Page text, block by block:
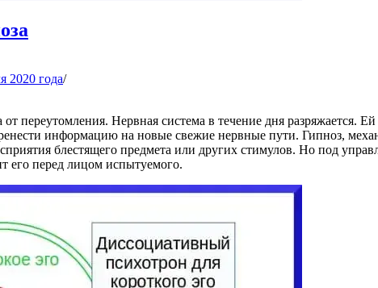
2020 года
переутомления. Нервная система в течение дня разряжается.
информацию на новые свежие нервные пути. Гипноз,
блестящего предмета или других стимулов. Но под
его перед лицом испытуемого.